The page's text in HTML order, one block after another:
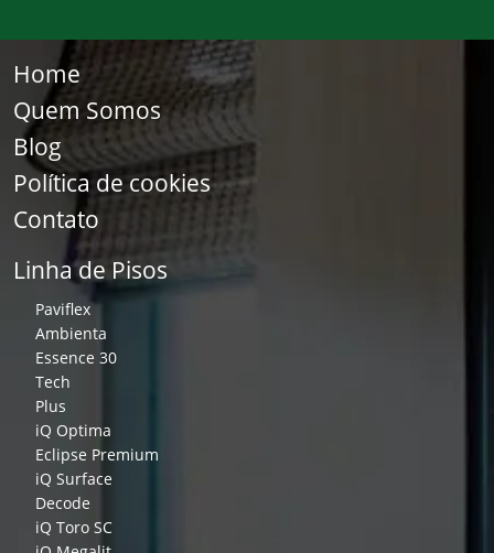
Home
Quem Somos
Blog
Política de cookies
Contato
Linha de Pisos
Paviflex
Ambienta
Essence 30
Tech
Plus
iQ Optima
Eclipse Premium
iQ Surface
Decode
iQ Toro SC